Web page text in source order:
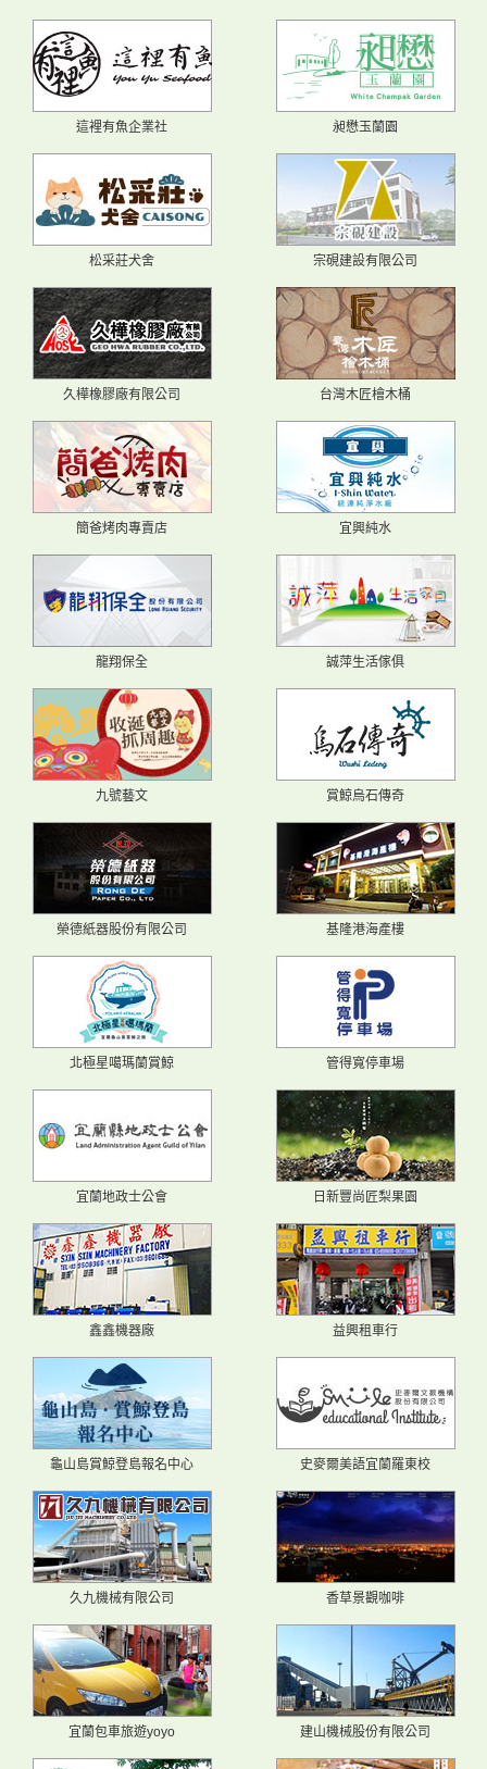
這裡有魚企業社 昶懋玉蘭園
松采莊犬舍 宗硯建設有限公司
久樺橡膠廠有限公司 台灣木匠檜木桶
簡爸烤肉專賣店 宜興純水
龍翔保全 誠萍生活傢俱
九號藝文 賞鯨烏石傳奇
榮德紙器股份有限公司 基隆港海產樓
北極星噶瑪蘭賞鯨 管得寬停車場
宜蘭地政士公會 日新豐尚匠梨果園
鑫鑫機器廠 益興租車行
龜山島賞鯨登島報名中心 史麥爾美語宜蘭羅東校
久九機械有限公司 香草景觀咖啡
宜蘭包車旅遊yoyo 建山機械股份有限公司